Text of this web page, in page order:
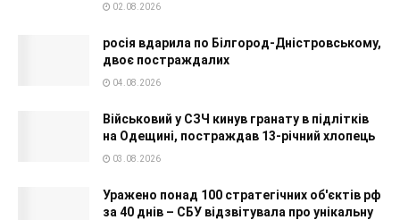
02.08.2026
росія вдарила по Білгород-Дністровському,
двоє постраждалих
04.08.2026
Військовий у СЗЧ кинув гранату в підлітків
на Одещині, постраждав 13-річний хлопець
03.08.2026
Уражено понад 100 стратегічних об'єктів рф
за 40 днів – СБУ відзвітувала про унікальну